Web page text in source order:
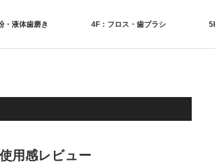
・液体歯磨き 4F：フロス・歯ブラシ
用感レビュー